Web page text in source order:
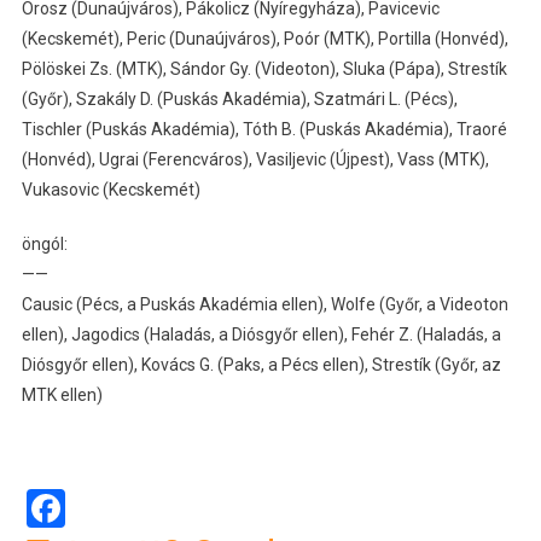
Orosz (Dunaújváros), Pákolicz (Nyíregyháza), Pavicevic
(Kecskemét), Peric (Dunaújváros), Poór (MTK), Portilla (Honvéd),
Pölöskei Zs. (MTK), Sándor Gy. (Videoton), Sluka (Pápa), Strestík
(Győr), Szakály D. (Puskás Akadémia), Szatmári L. (Pécs),
Tischler (Puskás Akadémia), Tóth B. (Puskás Akadémia), Traoré
(Honvéd), Ugrai (Ferencváros), Vasiljevic (Újpest), Vass (MTK),
Vukasovic (Kecskemét)
öngól:
——
Causic (Pécs, a Puskás Akadémia ellen), Wolfe (Győr, a Videoton
ellen), Jagodics (Haladás, a Diósgyőr ellen), Fehér Z. (Haladás, a
Diósgyőr ellen), Kovács G. (Paks, a Pécs ellen), Strestík (Győr, az
MTK ellen)
Facebook